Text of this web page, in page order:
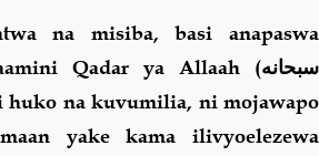
na misiba, basi anapaswa
Qadar ya Allaah (سبحانه
huko na kuvumilia, ni mojawapo
yake kama ilivyoelezewa